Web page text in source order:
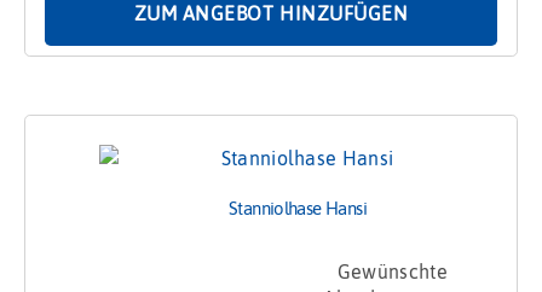
ZUM ANGEBOT HINZUFÜGEN
Stanniolhase Hansi